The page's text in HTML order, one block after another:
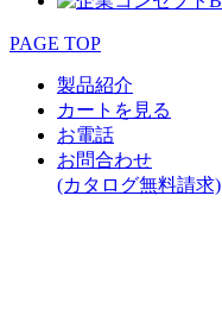
PAGE TOP
製品紹介
カートを見る
お電話
お問合わせ
(カタログ無料請求)